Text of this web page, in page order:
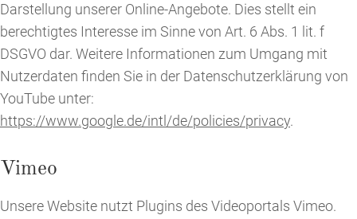
Darstellung unserer Online-Angebote. Dies stellt ein
berechtigtes Interesse im Sinne von Art. 6 Abs. 1 lit. f
DSGVO dar. Weitere Informationen zum Umgang mit
Nutzerdaten finden Sie in der Datenschutzerklärung von
YouTube unter:
https://www.google.de/intl/de/policies/privacy.
Vimeo
Unsere Website nutzt Plugins des Videoportals Vimeo.